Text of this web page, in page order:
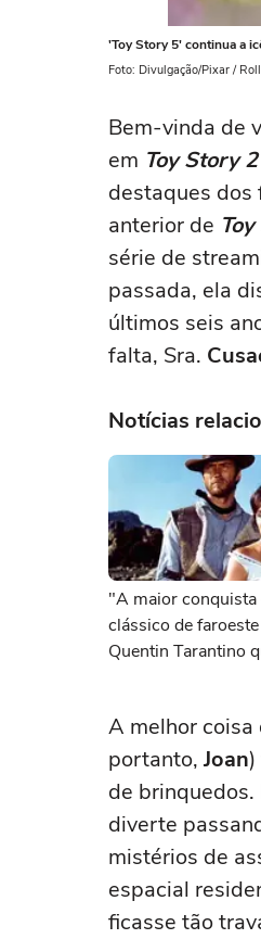
'Toy Story 5' continua a
Foto: Divulgação/Pixar /
Bem-vinda de
em Toy Story 2
destaques dos
anterior de
série de
passada, ela
últimos seis
falta, Sra.
Notícias
"A maior
clássico de
Quentin Tarantino
A melhor
portanto, Joan
de
diverte
mistérios de
espacial
ficasse tão